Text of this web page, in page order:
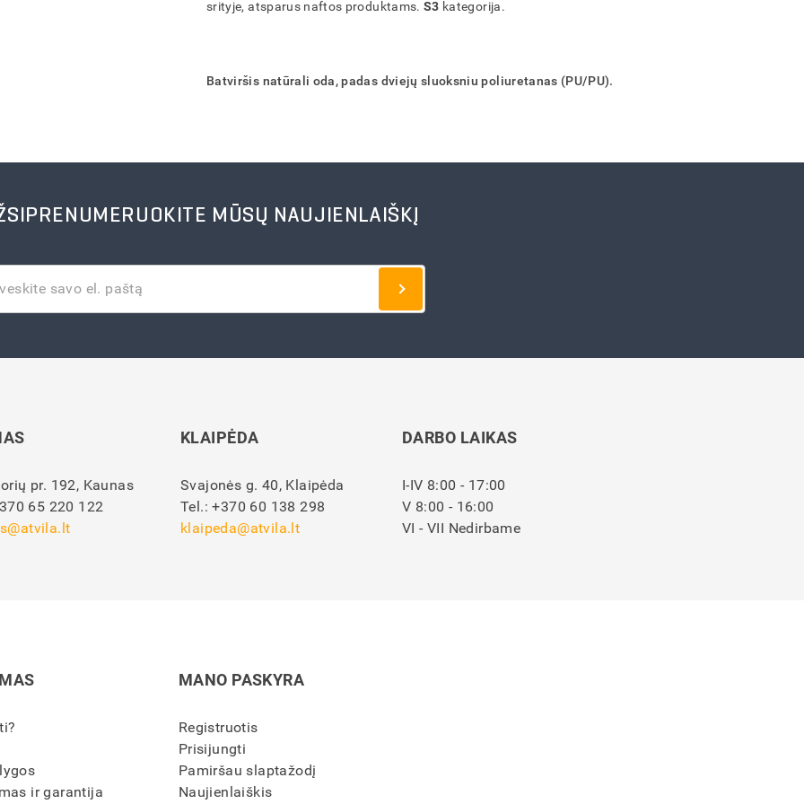
srityje, atsparus naftos produktams. S3 kategorija.
Batviršis natūrali oda, padas dviejų sluoksniu poliuretanas (PU/PU).
MŪSŲ NAUJIENLAIŠKĮ
pr. 192, Kaunas
65 220 122
KLAIPĖDA
Svajonės g. 40, Klaipėda
Tel.:+370 60 138 298
klaipeda@atvila.lt
DARBO LAIKAS
I-IV 8:00 - 17:00
V 8:00 - 16:00
VI - VII Nedirbame
ir garantija
MANO PASKYRA
Registruotis
Prisijungti
Pamiršau slaptažodį
Naujienlaiškis